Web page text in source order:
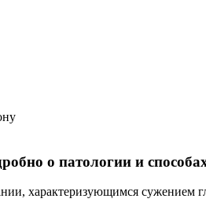
о патологии и
характеризующимся